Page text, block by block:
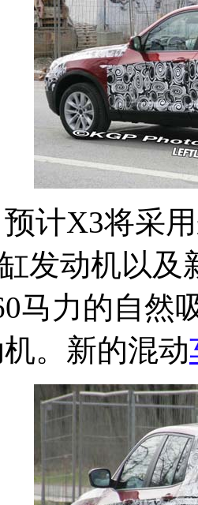
计X3将采
发动机以及
马力的自然
。新的混动